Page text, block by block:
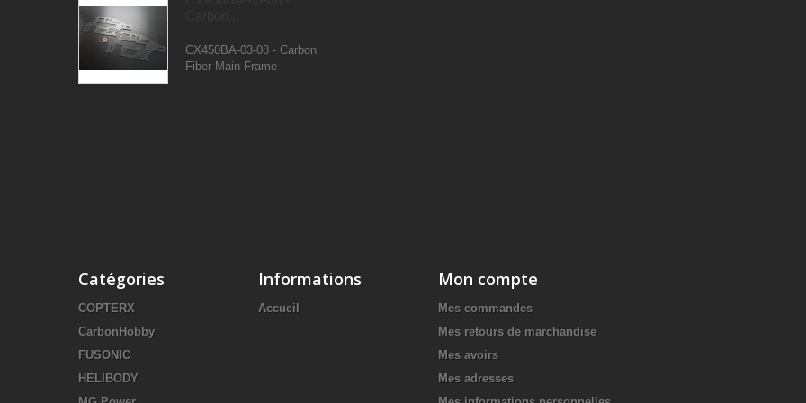
CX450BA-03-08 - Carbon
Fiber Main Frame
Catégories
COPTERX
CarbonHobby
FUSONIC
HELIBODY
Informations
Accueil
Mon compte
Mes commandes
Mes retours de marchandise
Mes avoirs
Mes adresses